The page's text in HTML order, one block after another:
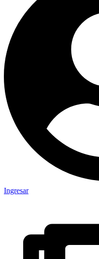
Ingresar